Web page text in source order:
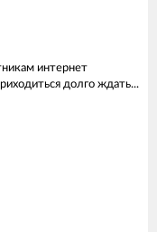
интернет
долго ждать...